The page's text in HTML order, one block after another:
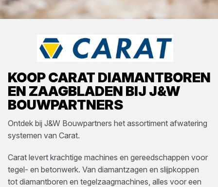
KOOPCARAT DIAMANTBOREN
EN ZAAGBLADEN BIJ J&W
BOUWPARTNERS
Ontdek bij J&W Bouwpartners het assortiment afwatering
systemen van Carat.
Carat levert krachtige machines en gereedschappen voor
tegel- en betonwerk. Van diamantzagen en slijpkoppen
tot diamantboren en tegelzaagmachines, alles voor een